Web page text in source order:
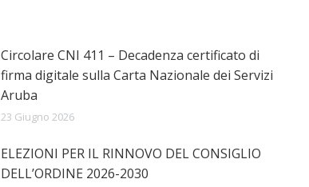
Circolare CNI 411 – Decadenza certificato di
firma digitale sulla Carta Nazionale dei Servizi
Aruba
23 Giugno 2026
ELEZIONI PER IL RINNOVO DEL CONSIGLIO
DELL’ORDINE 2026-2030